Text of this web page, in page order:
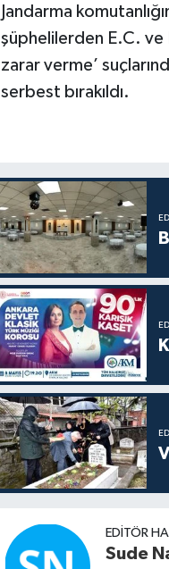
Jandarma
şüphelilerden E.C. ve
zarar verme’
serbest bırakıldı.
EDITÖR
Sude